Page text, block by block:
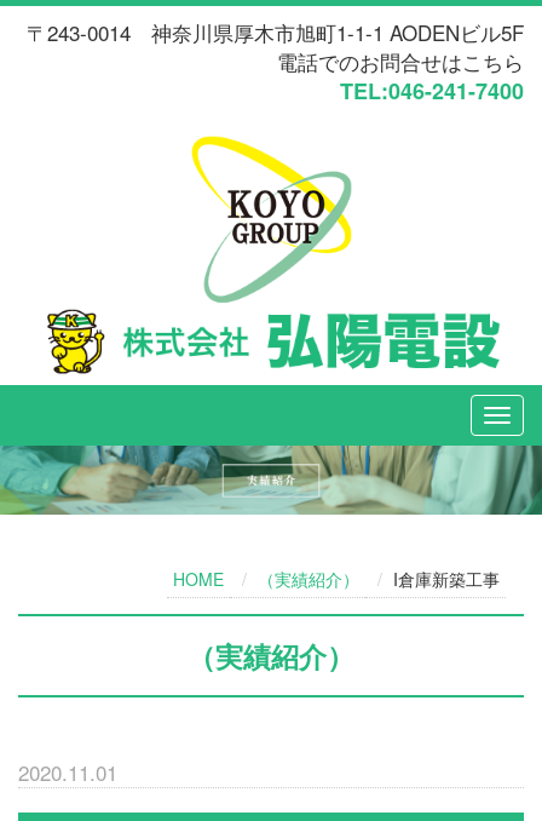
〒243-0014 神奈川県厚木市旭町1-1-1 AODENビル5F
電話でのお問合せはこちら
TEL:046-241-7400
HOME （実績紹介） I倉庫新築工事
（実績紹介）
2020.11.01